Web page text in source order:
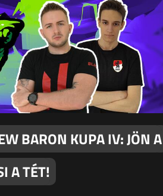
BARON KUPA IV: JÖN A
A TÉT!